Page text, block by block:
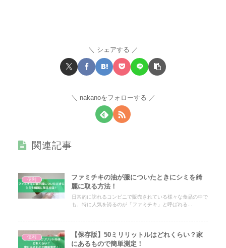
シェアする
nakanoをフォローする
関連記事
便利
ファミチキの油が服についたときにシミを綺
麗に取る方法！
日常的に訪れるコンビニで販売されている様々な食品の中で
も、特に人気を誇るのが「ファミチキ」と呼ばれる...
便利
【保存版】50ミリリットルはどれくらい？家
にあるもので簡単測定！